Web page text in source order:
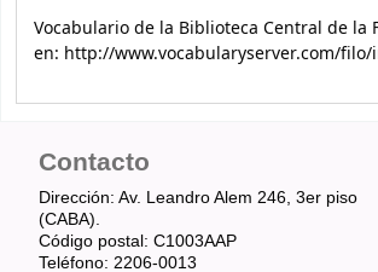
Vocabulario de la Biblioteca Central de la
en: http://www.vocabularyserver.com/
Contacto
Dirección: Av. Leandro Alem 246, 3er piso
(CABA).
Código postal: C1003AAP
Teléfono: 2206-0013